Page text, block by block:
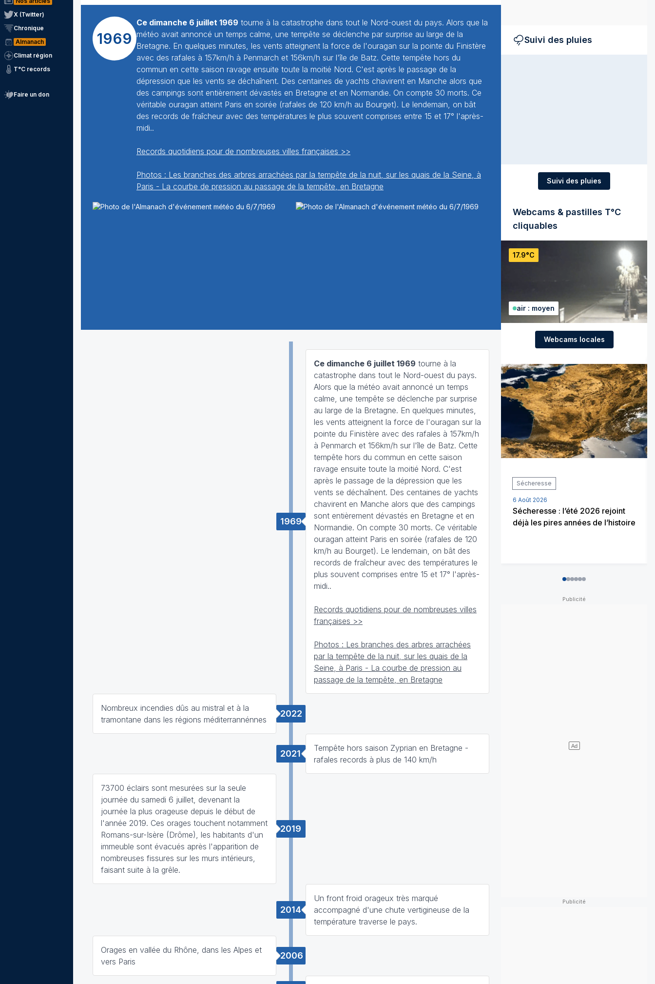
X (Twitter)
Chronique
Almanach
Climat région
T°C records
Faire un don
1969
Ce dimanche 6 juillet 1969 tourne à la catastrophe dans tout le Nord-ouest du pays. Alors que la
météo avait annoncé un temps calme, une tempête se déclenche par surprise au large de la
Bretagne. En quelques minutes, les vents atteignent la force de l'ouragan sur la pointe du Finistère
avec des rafales à 157km/h à Penmarch et 156km/h sur l'île de Batz. Cette tempête hors du
commun en cette saison ravage ensuite toute la moitié Nord. C'est après le passage de la
dépression que les vents se déchaînent. Des centaines de yachts chavirent en Manche alors que
des campings sont entièrement dévastés en Bretagne et en Normandie. On compte 30 morts. Ce
véritable ouragan atteint Paris en soirée (rafales de 120 km/h au Bourget). Le lendemain, on bât
des records de fraîcheur avec des températures le plus souvent comprises entre 15 et 17° l'après-
midi..
Records quotidiens pour de nombreuses villes françaises >>
Photos : Les branches des arbres arrachées par la tempête de la nuit, sur les quais de la Seine, à
Paris - La courbe de pression au passage de la tempête, en Bretagne
1969
Ce dimanche 6 juillet 1969 tourne à la
catastrophe dans tout le Nord-ouest du pays.
Alors que la météo avait annoncé un temps
calme, une tempête se déclenche par surprise
au large de la Bretagne. En quelques minutes,
les vents atteignent la force de l'ouragan sur la
pointe du Finistère avec des rafales à 157km/h
à Penmarch et 156km/h sur l'île de Batz. Cette
tempête hors du commun en cette saison
ravage ensuite toute la moitié Nord. C'est
après le passage de la dépression que les
vents se déchaînent. Des centaines de yachts
chavirent en Manche alors que des campings
sont entièrement dévastés en Bretagne et en
Normandie. On compte 30 morts. Ce véritable
ouragan atteint Paris en soirée (rafales de 120
km/h au Bourget). Le lendemain, on bât des
records de fraîcheur avec des températures le
plus souvent comprises entre 15 et 17° l'après-
midi..
Records quotidiens pour de nombreuses villes
françaises >>
Photos : Les branches des arbres arrachées
par la tempête de la nuit, sur les quais de la
Seine, à Paris - La courbe de pression au
passage de la tempête, en Bretagne
2022
Nombreux incendies dûs au mistral et à la
tramontane dans les régions méditerrannénnes
2021
Tempête hors saison Zyprian en Bretagne -
rafales records à plus de 140 km/h
2019
73700 éclairs sont mesurées sur la seule
journée du samedi 6 juillet, devenant la
journée la plus orageuse depuis le début de
l'année 2019. Ces orages touchent notamment
Romans-sur-Isère (Drôme), les habitants d'un
immeuble sont évacués après l'apparition de
nombreuses fissures sur les murs intérieurs,
faisant suite à la grêle.
2014
Un front froid orageux très marqué
accompagné d'une chute vertigineuse de la
température traverse le pays.
2006
Orages en vallée du Rhône, dans les Alpes et
vers Paris
Suivi des pluies
Suivi des pluies
Webcams & pastilles T°C
cliquables
17.9°C
air : moyen
Webcams locales
Sécheresse
6 Août 2026
Sécheresse : l’été 2026 rejoint
déjà les pires années de l’histoire
012345